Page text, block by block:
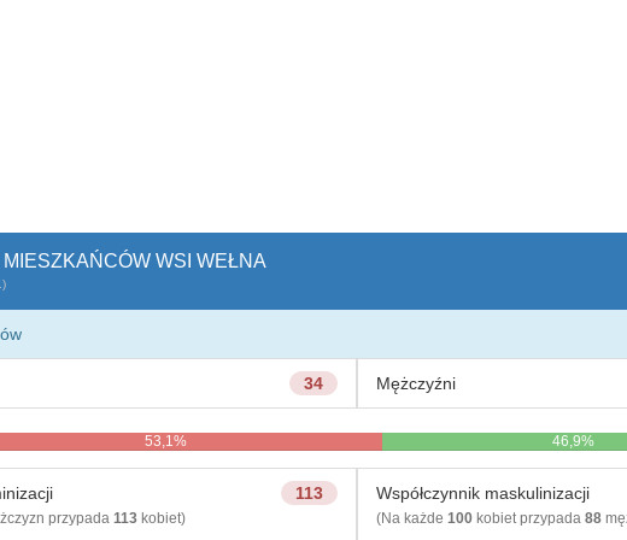
MIESZKAŃCÓW WSI WEŁNA
34 Mężczyźni
53,1% 46,9%
113
przypada 113kobiet)
Współczynnik maskulinizacji
(Na każde 100kobiet przypada 88